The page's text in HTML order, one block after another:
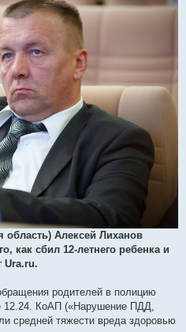
область) Алексей Лиханов
как сбил 12-летнего ребенка и
Ura.ru.
родителей в полицию
12.24. КоАП («Нарушение ПДД,
средней тяжести вреда здоровью